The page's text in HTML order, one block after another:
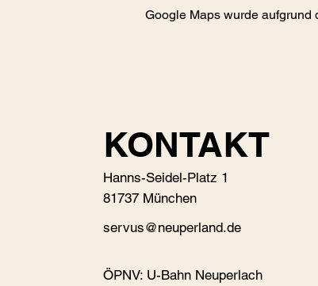
Google Maps wurde
KONTAKT
Hanns-Seidel-Platz 1
81737 München
servus@neuperland.de
ÖPNV: U-Bahn Neuperlach